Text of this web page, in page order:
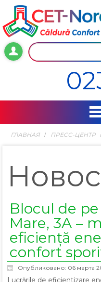
ГЛАВНАЯ ПРЕСС-ЦЕНТР
Blocul de
Mare, 3A –
eficiență
confort
Опубликовано: 06 марта
Lucrările de eficientizare